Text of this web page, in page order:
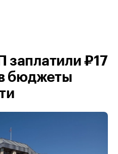
₽17
бюджеты